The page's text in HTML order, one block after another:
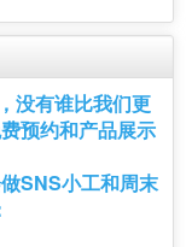
没有谁比我们更
预约和产品展示
SNS小工和周末